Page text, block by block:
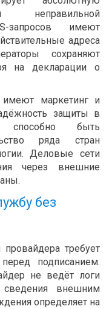
неправильной
запросов имеют
адреса
сохраняют
на декларации о
маркетинг и
защиты в
способно быть
ряда стран
Деловые сети
через внешние
без
провайдера требует
подписанием.
не ведёт логи
внешним
определяет на